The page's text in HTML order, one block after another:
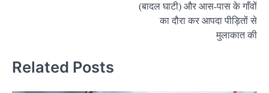
(बादल घाटी) और आस-पास के गाँवों
का दौरा कर आपदा पीड़ितों से
मुलाकात की
Related Posts